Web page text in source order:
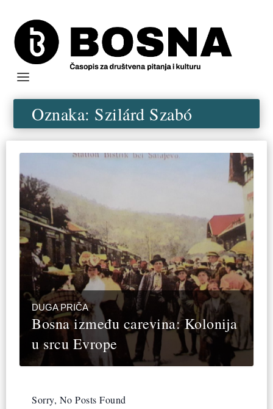
Oznaka: Szilárd Szabó
DUGA PRIČA
Bosna između carevina: Kolonija
u srcu Evrope
Sorry, No Posts Found